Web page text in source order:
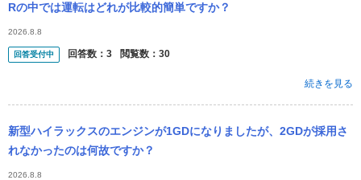
Rの中では運転はどれが比較的簡単ですか？
2026.8.8
回答受付中 回答数： 3 閲覧数： 30
続きを見る
新型ハイラックスのエンジンが1GDになりましたが、2GDが採用さ
れなかったのは何故ですか？
2026.8.8